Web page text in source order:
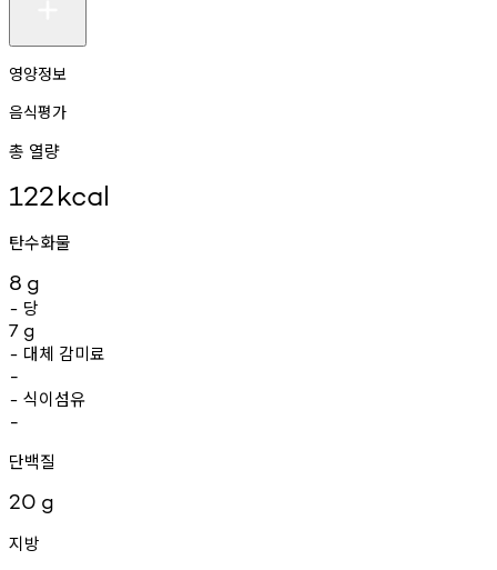
영양정보
음식평가
총 열량
122kcal
탄수화물
8 g
- 당
7 g
- 대체 감미료
-
- 식이섬유
-
단백질
20 g
지방